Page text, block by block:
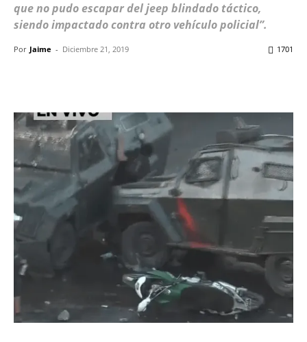
que no pudo escapar del jeep blindado táctico,
siendo impactado contra otro vehículo policial”.
Por Jaime - Diciembre 21, 2019 1701